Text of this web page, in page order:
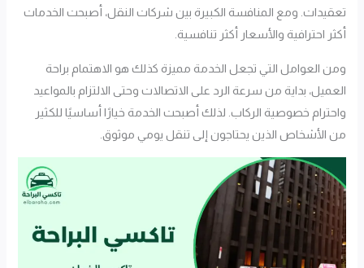
تعقيدات. ومع المنافسة الكبيرة بين شركات النقل، أصبحت الخدمات
أكثر احترافية والأسعار أكثر تنافسية.
ومن العوامل التي تجعل الخدمة مميزة كذلك هو الاهتمام براحة
العميل، بداية من سرعة الرد على الاتصالات وحتى الالتزام بالمواعيد
واحترام خصوصية الركاب. لذلك أصبحت الخدمة خيارًا أساسيًا للكثير
من الأشخاص الذين يحتاجون إلى تنقل يومي موثوق.